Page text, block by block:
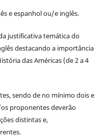
e espanhol ou/e inglês.
justificativa temática do
destacando a importância
das Américas (de 2 a 4
sendo de no mínimo dois e
proponentes deverão
distintas e,